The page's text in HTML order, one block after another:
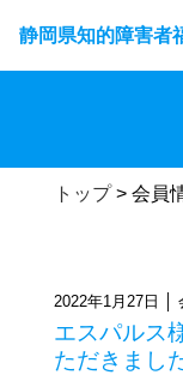
静岡県知的障害者
トップ> 会員
2022年1月27日 │
エスパルス
ただきまし